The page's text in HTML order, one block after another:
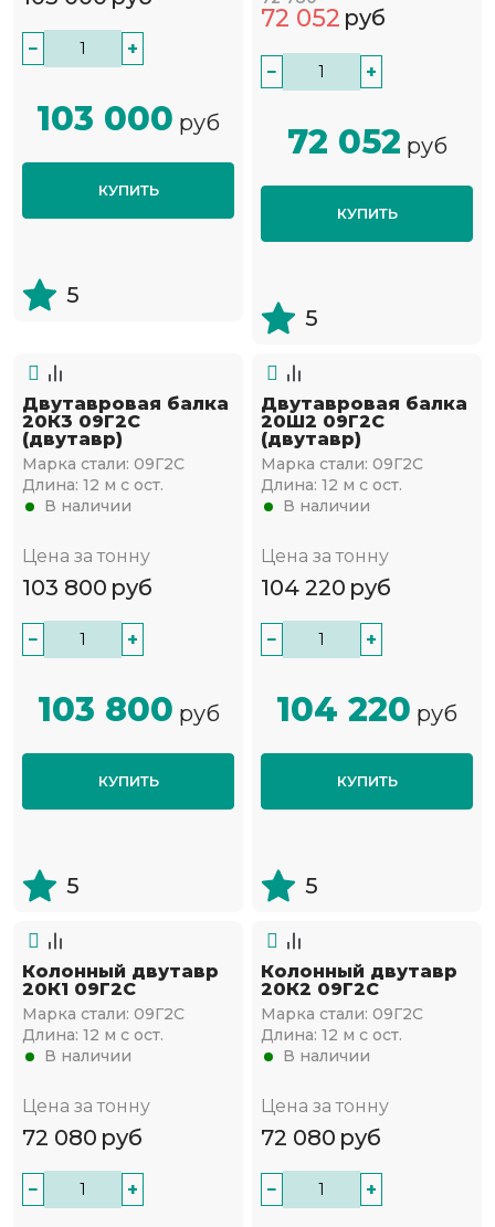
− +
103 000 руб
КУПИТЬ
5
72 052 руб
− +
72 052 руб
КУПИТЬ
5
Двутавровая балка
20К3 09Г2С
(двутавр)
Марка стали: 09Г2С
Длина: 12 м с ост.
В наличии
Цена за тонну
103 800 руб
− +
103 800 руб
КУПИТЬ
5
Двутавровая балка
20Ш2 09Г2С
(двутавр)
Марка стали: 09Г2С
Длина: 12 м с ост.
В наличии
Цена за тонну
104 220 руб
− +
104 220 руб
КУПИТЬ
5
Колонный двутавр
20К1 09Г2С
Марка стали: 09Г2С
Длина: 12 м с ост.
В наличии
Цена за тонну
72 080 руб
− +
Колонный двутавр
20К2 09Г2С
Марка стали: 09Г2С
Длина: 12 м с ост.
В наличии
Цена за тонну
72 080 руб
− +